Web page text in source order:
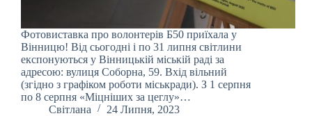
Фотовиставка про волонтерів Б50 приїхала у
Вінницю! Від сьогодні і по 31 липня світлини
експонуються у Вінницькій міській раді за
адресою: вулиця Соборна, 59. Вхід вільний
(згідно з графіком роботи міськради). З 1 серпня
по 8 серпня «Міцніших за цеглу»…
Світлана
24 Липня, 2023